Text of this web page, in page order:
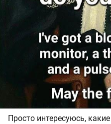
Просто интересуюсь,